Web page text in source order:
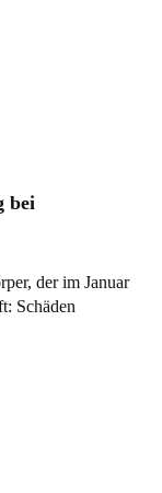
bei
der im Januar
Schäden